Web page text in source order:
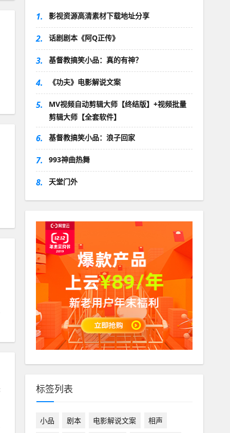
1. 影视资源高清素材下载地址分享
2. 话剧剧本《阿Q正传》
3. 基督教搞笑小品：真的有神？
4. 《功夫》电影解说文案
5.
MV视频自动剪辑大师【终结版】+视频批量
剪辑大师【全套软件】
6. 基督教搞笑小品：浪子回家
7. 993神曲热舞
8. 天堂门外
标签列表
小品 剧本 电影解说文案
相声